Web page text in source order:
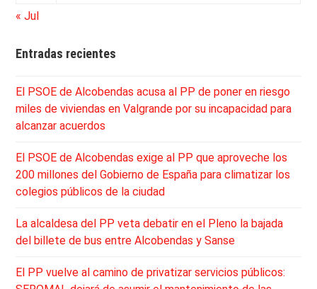
« Jul
Entradas recientes
El PSOE de Alcobendas acusa al PP de poner en riesgo
miles de viviendas en Valgrande por su incapacidad para
alcanzar acuerdos
El PSOE de Alcobendas exige al PP que aproveche los
200 millones del Gobierno de España para climatizar los
colegios públicos de la ciudad
La alcaldesa del PP veta debatir en el Pleno la bajada
del billete de bus entre Alcobendas y Sanse
El PP vuelve al camino de privatizar servicios públicos: